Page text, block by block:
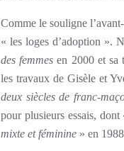
Comme le souligne
« les loges d’adoption ».
des femmesen 2000 et sa
les travaux de Gisèle et
deux siècles de franc-
pour plusieurs essais, dont
mixte et féminine » en